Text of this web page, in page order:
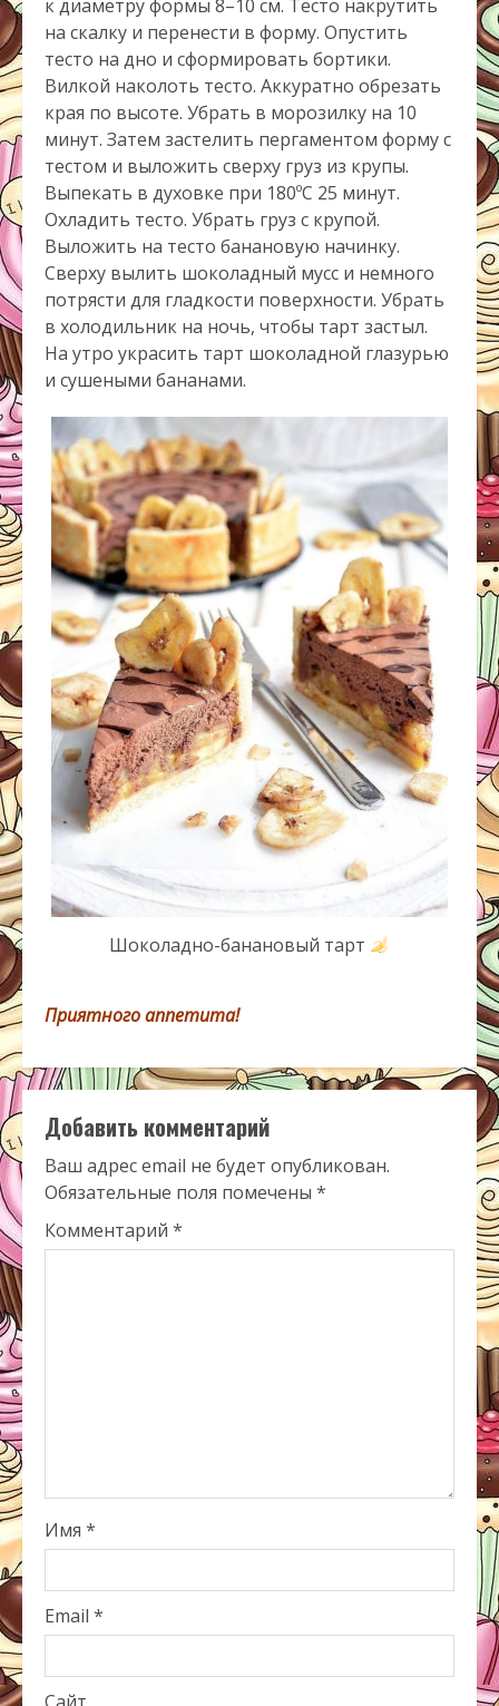
к диаметру формы 8–10 см. Тесто накрутить
на скалку и перенести в форму. Опустить
тесто на дно и сформировать бортики.
Вилкой наколоть тесто. Аккуратно обрезать
края по высоте. Убрать в морозилку на 10
минут. Затем застелить пергаментом форму с
тестом и выложить сверху груз из крупы.
Выпекать в духовке при 180ºС 25 минут.
Охладить тесто. Убрать груз с крупой.
Выложить на тесто банановую начинку.
Сверху вылить шоколадный мусс и немного
потрясти для гладкости поверхности. Убрать
в холодильник на ночь, чтобы тарт застыл.
На утро украсить тарт шоколадной глазурью
и сушеными бананами.
Шоколадно-банановый тарт
Приятного аппетита!
Добавить комментарий
Ваш адрес email не будет опубликован.
Обязательные поля помечены *
Комментарий *
Имя *
Email *
Сайт